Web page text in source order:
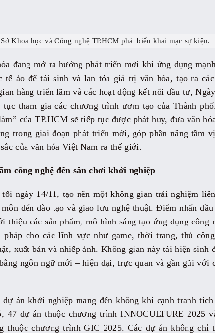
Khoa học và Công nghệ TP.HCM phát biểu khai mạc sự kiện.
đang mở ra hướng phát triển mới khi ứng dụng
tế ảo để tái sinh và lan tỏa giá trị văn hóa, tạo ra các
hàng triển lãm và các hoạt động kết nối đầu tư,
tham gia các chương trình ươm tạo của Thành
của TP.HCM sẽ tiếp tục được phát huy, đưa văn
trong giai đoạn phát triển mới, góp phần nâng tầm
của văn hóa Việt Nam ra thế giới.
công nghệ đến sân chơi khởi nghiệp
ngày 14/11, tạo nên một không gian trải nghiệm
đến đào tạo và giao lưu nghệ thuật. Điểm nhấn đầu
các sản phẩm, mô hình sáng tạo ứng dụng công
cho các lĩnh vực như game, thời trang, thủ
xuất bản và nhiếp ảnh. Không gian này tái hiện sinh
ngôn ngữ mới – hiện đại, trực quan và gần gũi với
án khởi nghiệp mang đến không khí cạnh tranh
47 dự án thuộc chương trình INNOCULTURE 2025
thuộc chương trình GIC 2025. Các dự án không chỉ